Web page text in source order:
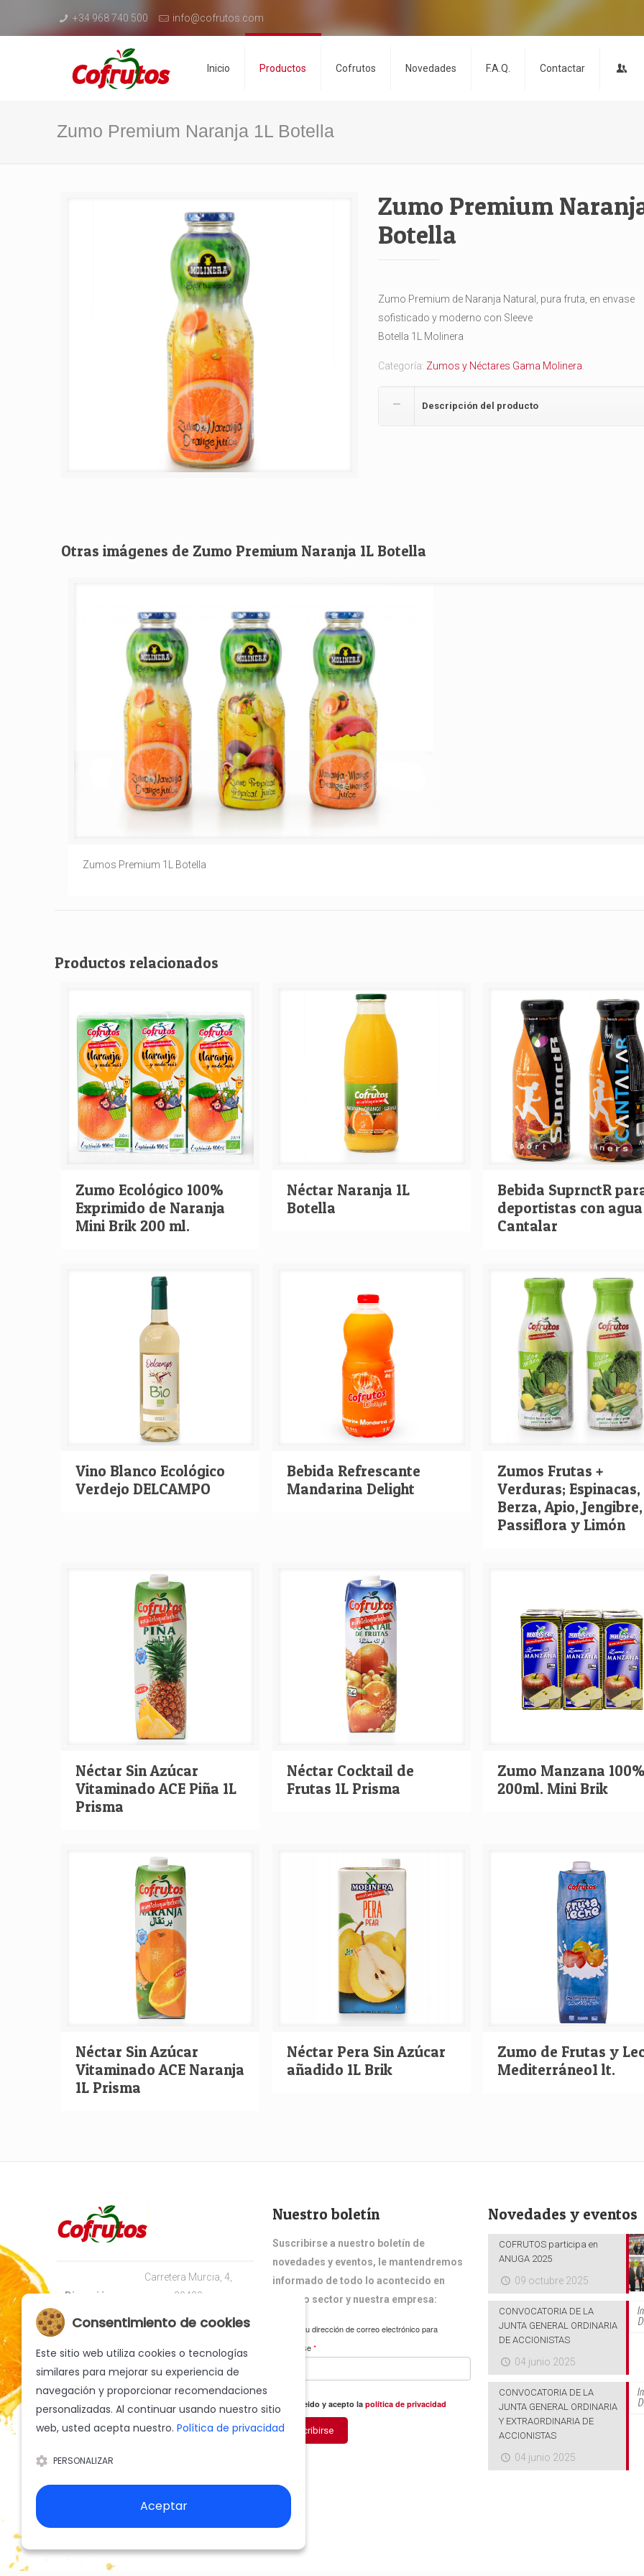
+34 968 740 500 info@cofrutos.com
Inicio Productos Cofrutos Novedades F.A.Q. Contactar
Zumo Premium Naranja 1L Botella
Zumo Premium
Botella
Zumo Premium de Naranja Natural, pura fruta, en envase
sofisticado y moderno con Sleeve
Botella 1L Molinera
Categoría: Zumos y Néctares Gama Molinera
Descripción del producto
Otras imágenes de Zumo Premium Naranja 1L Botella
Zumos Premium 1L Botella
Productos relacionados
Zumo Ecológico 100%
Exprimido de Naranja
Mini Brik 200 ml.
Néctar Naranja 1L
Botella
Bebida SuprnctR
deportistas con
Cantalar
Vino Blanco Ecológico
Verdejo DELCAMPO
Bebida Refrescante
Mandarina Delight
Zumos Frutas +
Verduras; Espinacas,
Berza, Apio, Jengibre,
Passiflora y Limón
Néctar Sin Azúcar
Vitaminado ACE Piña 1L
Prisma
Néctar Cocktail de
Frutas 1L Prisma
Zumo Manzana
200ml. Mini Brik
Néctar Sin Azúcar
Vitaminado ACE Naranja
1L Prisma
Néctar Pera Sin Azúcar
añadido 1L Brik
Zumo de Frutas y
Mediterráneo1 lt.
Dirección:
Carretera Murcia, 4,
30430
Cehegín (Murcia) España
Teléfono: +34 968 740 500
E-mail: info@cofrutos.com
Nuestro boletín
Suscribirse a nuestro boletín de
novedades y eventos, le mantendremos
informado de todo lo acontecido en
nuestro sector y nuestra empresa:
Ingrese su dirección de correo electrónico para
suscribirse*
He leido y acepto la política de privacidad
Suscribirse
Novedades y eventos
COFRUTOS participa en
ANUGA 2025
09 octubre 2025
CONVOCATORIA DE LA
JUNTA GENERAL ORDINARIA
DE ACCIONISTAS
04 junio 2025
CONVOCATORIA DE LA
JUNTA GENERAL ORDINARIA
Y EXTRAORDINARIA DE
ACCIONISTAS
04 junio 2025
Consentimiento de cookies
Este sitio web utiliza cookies o tecnologías
similares para mejorar su experiencia de
navegación y proporcionar recomendaciones
personalizadas. Al continuar usando nuestro sitio
web, usted acepta nuestro. Política de privacidad
PERSONALIZAR
Aceptar